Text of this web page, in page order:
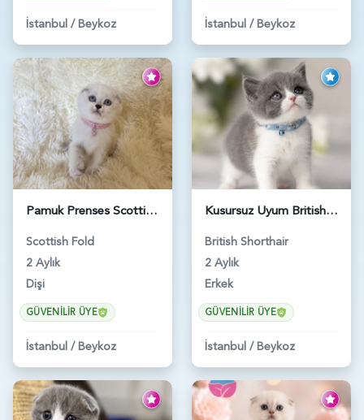
İstanbul / Beykoz İstanbul / Beykoz
Pamuk Prenses Scottish Fold Maviş Yavrumuz - 6009
Scottish Fold
2 Aylık
Dişi
GÜVENILIR ÜYE
İstanbul / Beykoz
Kusursuz Uyum British Shorthair Bi Color Erkek - 6011
British Shorthair
2 Aylık
Erkek
GÜVENILIR ÜYE
İstanbul / Beykoz